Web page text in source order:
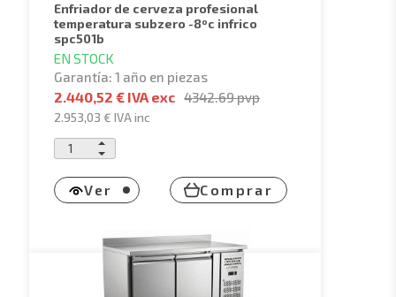
enfriador de cerveza profesional
temperatura subzero -8ºc infrico
spc501b
EN STOCK
Garantía: 1 año en piezas
2.440,52 € IVA exc 4342.69pvp
2.953,03 €IVA inc
Ver Comprar